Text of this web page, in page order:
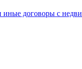
договоры с